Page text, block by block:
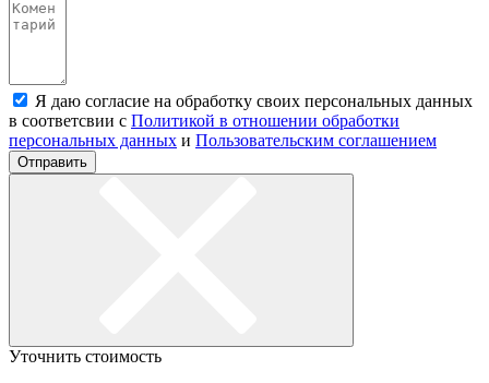
Я даю согласие на обработку своих персональных данных
в соответсвии с Политикой в отношении обработки
персональных данных и Пользовательским соглашением
Отправить
Уточнить стоимость